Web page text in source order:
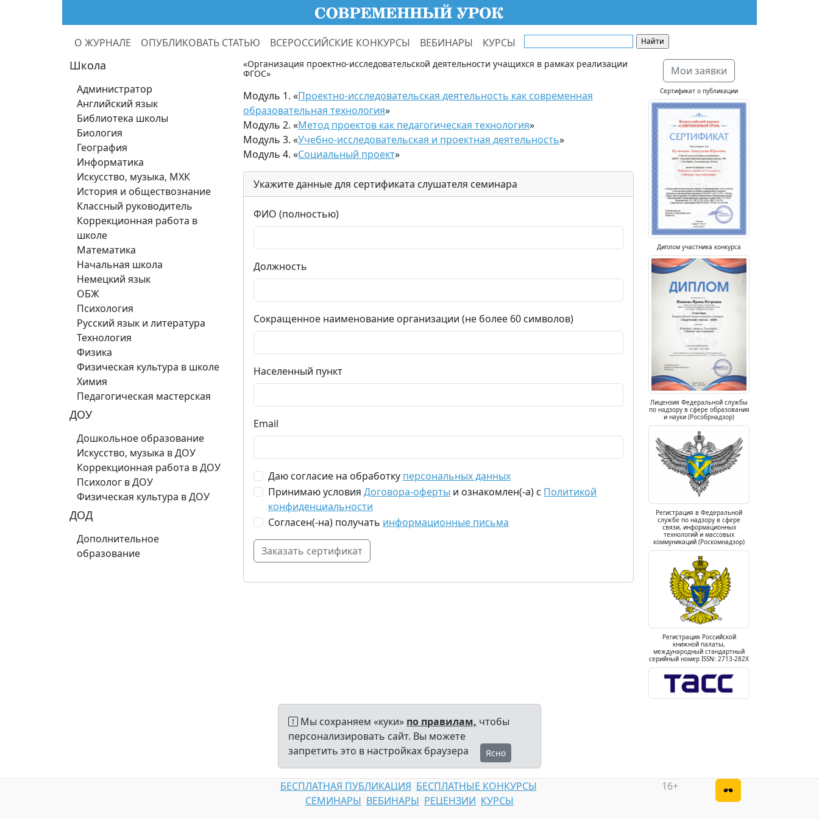
О ЖУРНАЛЕ ОПУБЛИКОВАТЬ СТАТЬЮ ВСЕРОССИЙСКИЕ КОНКУРСЫ ВЕБИНАРЫ КУРСЫ
Школа
Администратор
Английский язык
Библиотека школы
Биология
География
Информатика
Искусство, музыка, МХК
История и обществознание
Классный руководитель
Коррекционная работа в
школе
Математика
Начальная школа
Немецкий язык
ОБЖ
Психология
Русский язык и литература
Технология
Физика
Физическая культура в школе
Химия
Педагогическая мастерская
ДОУ
Дошкольное образование
Искусство, музыка в ДОУ
Коррекционная работа в ДОУ
Психолог в ДОУ
Физическая культура в ДОУ
ДОД
Дополнительное
образование
«Организация проектно-исследовательской деятельности учащихся в рамках реализации
ФГОС»
Модуль 1. «Проектно-исследовательская деятельность как современная
образовательная технология»
Модуль 2. «Метод проектов как педагогическая технология»
Модуль 3. «Учебно-исследовательская и проектная деятельность»
Модуль 4. «Социальный проект»
Укажите данные для сертификата слушателя семинара
ФИО (полностью)
Должность
Сокращенное наименование организации (не более 60 символов)
Населенный пункт
Email
Даю согласие на обработку персональных данных
Принимаю условия Договора-оферты и ознакомлен(-а) с Политикой
конфиденциальности
Согласен(-на) получать информационные письма
Мои заявки
Сертификат о публикации
Диплом участника конкурса
Лицензия Федеральной службы
по надзору в сфере образования
и науки (Рособрнадзор)
Регистрация в Федеральной
службе по надзору в сфере
связи, информационных
технологий и массовых
коммуникаций (Роскомнадзор)
Регистрация Российской
книжной палаты,
международный стандартный
серийный номер ISSN: 2713-282X
Мы сохраняем «куки» по правилам, чтобы
персонализировать сайт. Вы можете
запретить это в настройках браузера
Ясно
БЕСПЛАТНАЯ ПУБЛИКАЦИЯ БЕСПЛАТНЫЕ КОНКУРСЫ
СЕМИНАРЫ ВЕБИНАРЫ РЕЦЕНЗИИ КУРСЫ
16+